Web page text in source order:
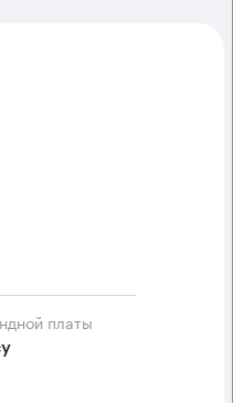
платы